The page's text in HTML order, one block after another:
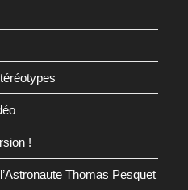
!
Thomas Pesquet